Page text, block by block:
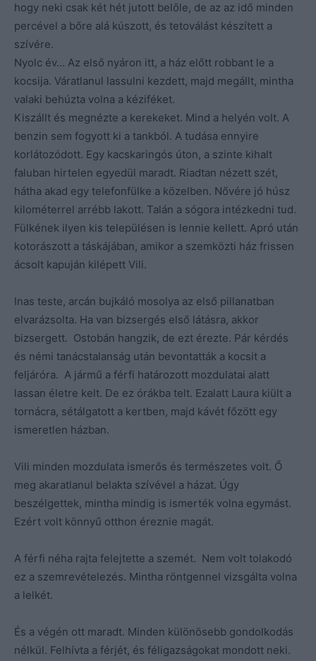
hogy neki csak két hét jutott belőle, de az az idő minden
percével a bőre alá kúszott, és tetoválást készített a
szívére.
Nyolc év… Az első nyáron itt, a ház előtt robbant le a
kocsija. Váratlanul lassulni kezdett, majd megállt, mintha
valaki behúzta volna a kéziféket.
Kiszállt és megnézte a kerekeket. Mind a helyén volt. A
benzin sem fogyott ki a tankból. A tudása ennyire
korlátozódott. Egy kacskaringós úton, a szinte kihalt
faluban hirtelen egyedül maradt. Riadtan nézett szét,
hátha akad egy telefonfülke a közelben. Nővére jó húsz
kilométerrel arrébb lakott. Talán a sógora intézkedni tud.
Fülkének ilyen kis településen is lennie kellett. Apró után
kotorászott a táskájában, amikor a szemközti ház frissen
ácsolt kapuján kilépett Vili.
Inas teste, arcán bujkáló mosolya az első pillanatban
elvarázsolta. Ha van bizsergés első látásra, akkor
bizsergett. Ostobán hangzik, de ezt érezte. Pár kérdés
és némi tanácstalanság után bevontatták a kocsit a
feljáróra. A jármű a férfi határozott mozdulatai alatt
lassan életre kelt. De ez órákba telt. Ezalatt Laura kiült a
tornácra, sétálgatott a kertben, majd kávét főzött egy
ismeretlen házban.
Vili minden mozdulata ismerős és természetes volt. Ő
meg akaratlanul belakta szívével a házat. Úgy
beszélgettek, mintha mindig is ismerték volna egymást.
Ezért volt könnyű otthon éreznie magát.
A férfi néha rajta felejtette a szemét. Nem volt tolakodó
ez a szemrevételezés. Mintha röntgennel vizsgálta volna
a lelkét.
És a végén ott maradt. Minden különösebb gondolkodás
nélkül. Felhívta a férjét, és féligazságokat mondott neki.